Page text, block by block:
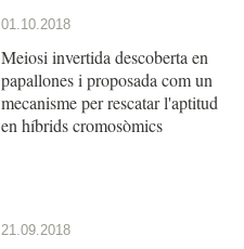
01.10.2018
Meiosi invertida descoberta en
papallones i proposada com un
mecanisme per rescatar l'aptitud
en híbrids cromosòmics
21.09.2018